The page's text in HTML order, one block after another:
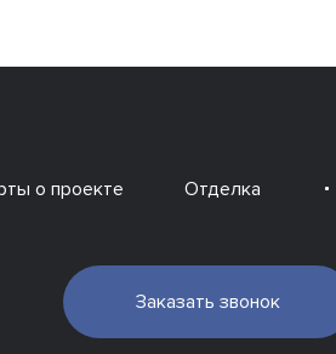
о проекте Отделка
Заказать звонок